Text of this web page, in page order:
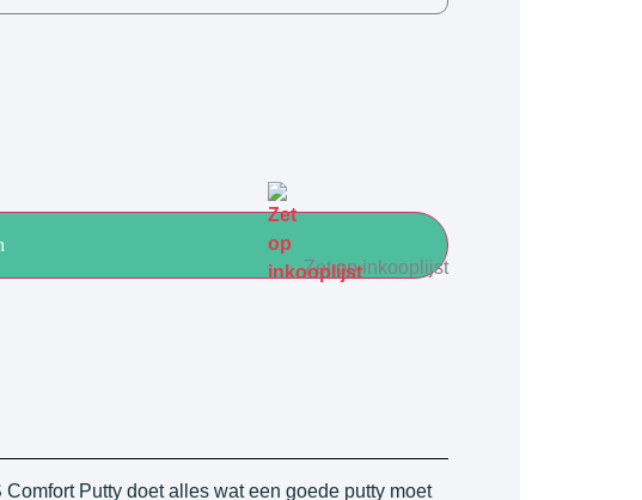
Zet op inkooplijst
Comfort Putty doet alles wat een goede putty moet